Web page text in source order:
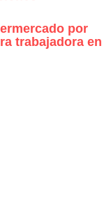
por
trabajadora en